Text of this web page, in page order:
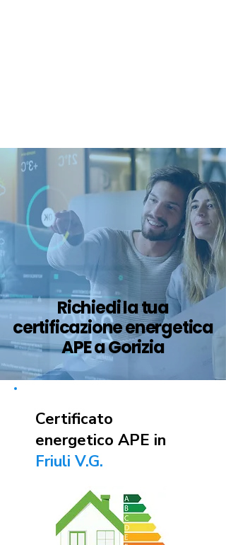
Richiedi la tua
certificazione energetica
APE a Gorizia
Certificato
energetico APE in
Friuli V.G.